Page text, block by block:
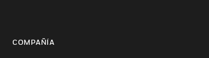
COMPAÑÍA